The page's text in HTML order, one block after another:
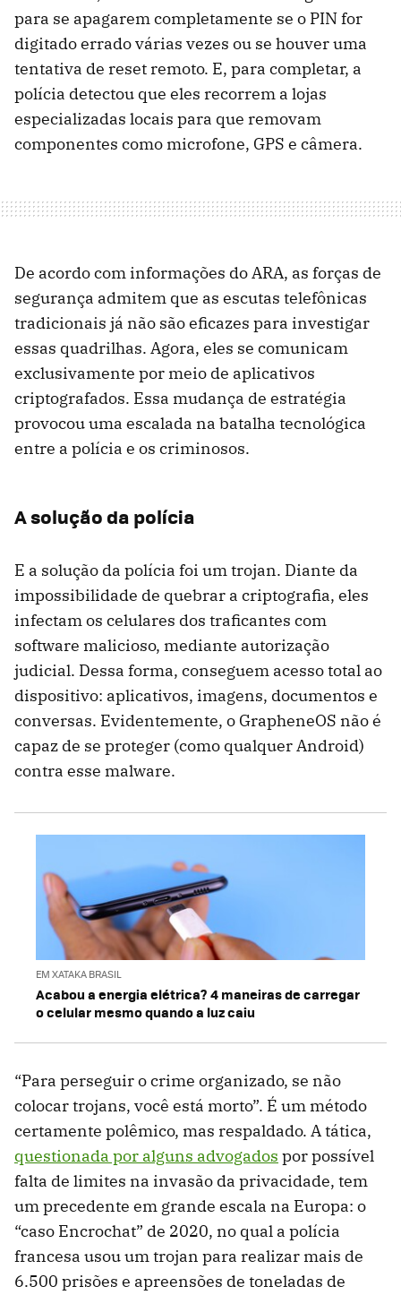
para se apagarem completamente se o PIN for
digitado errado várias vezes ou se houver uma
tentativa de reset remoto. E, para completar, a
polícia detectou que eles recorrem a lojas
especializadas locais para que removam
componentes como microfone, GPS e câmera.
De acordo com informações do ARA, as forças de
segurança admitem que as escutas telefônicas
tradicionais já não são eficazes para investigar
essas quadrilhas. Agora, eles se comunicam
exclusivamente por meio de aplicativos
criptografados. Essa mudança de estratégia
provocou uma escalada na batalha tecnológica
entre a polícia e os criminosos.
A solução da polícia
E a solução da polícia foi um trojan. Diante da
impossibilidade de quebrar a criptografia, eles
infectam os celulares dos traficantes com
software malicioso, mediante autorização
judicial. Dessa forma, conseguem acesso total ao
dispositivo: aplicativos, imagens, documentos e
conversas. Evidentemente, o GrapheneOS não é
capaz de se proteger (como qualquer Android)
contra esse malware.
EM XATAKA BRASIL
Acabou a energia elétrica? 4 maneiras de carregar
o celular mesmo quando a luz caiu
“Para perseguir o crime organizado, se não
colocar trojans, você está morto”. É um método
certamente polêmico, mas respaldado. A tática,
questionada por alguns advogados por possível
falta de limites na invasão da privacidade, tem
um precedente em grande escala na Europa: o
“caso Encrochat” de 2020, no qual a polícia
francesa usou um trojan para realizar mais de
6.500 prisões e apreensões de toneladas de